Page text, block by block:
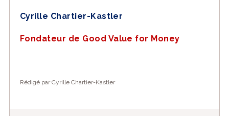
Cyrille Chartier-Kastler
Fondateur de Good Value for Money
Rédigé par Cyrille Chartier-Kastler